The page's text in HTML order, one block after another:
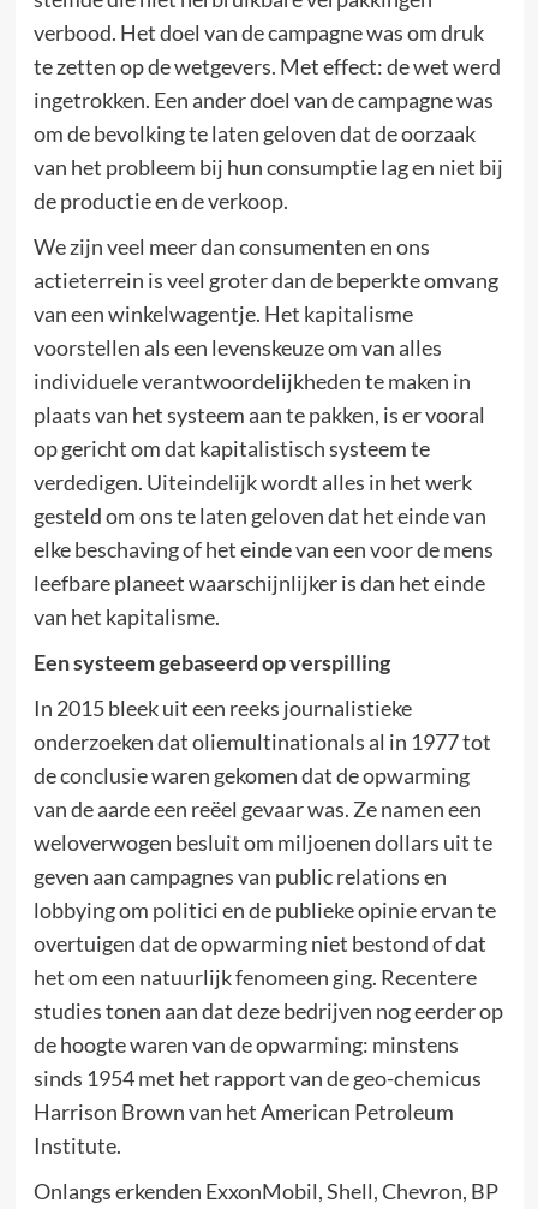
verbood. Het doel van de campagne was om druk
te zetten op de wetgevers. Met effect: de wet werd
ingetrokken. Een ander doel van de campagne was
om de bevolking te laten geloven dat de oorzaak
van het probleem bij hun consumptie lag en niet bij
de productie en de verkoop.
We zijn veel meer dan consumenten en ons
actieterrein is veel groter dan de beperkte omvang
van een winkelwagentje. Het kapitalisme
voorstellen als een levenskeuze om van alles
individuele verantwoordelijkheden te maken in
plaats van het systeem aan te pakken, is er vooral
op gericht om dat kapitalistisch systeem te
verdedigen. Uiteindelijk wordt alles in het werk
gesteld om ons te laten geloven dat het einde van
elke beschaving of het einde van een voor de mens
leefbare planeet waarschijnlijker is dan het einde
van het kapitalisme.
Een systeem gebaseerd op verspilling
In 2015 bleek uit een reeks journalistieke
onderzoeken dat oliemultinationals al in 1977 tot
de conclusie waren gekomen dat de opwarming
van de aarde een reëel gevaar was. Ze namen een
weloverwogen besluit om miljoenen dollars uit te
geven aan campagnes van public relations en
lobbying om politici en de publieke opinie ervan te
overtuigen dat de opwarming niet bestond of dat
het om een natuurlijk fenomeen ging. Recentere
studies tonen aan dat deze bedrijven nog eerder op
de hoogte waren van de opwarming: minstens
sinds 1954 met het rapport van de geo-chemicus
Harrison Brown van het American Petroleum
Institute.
Onlangs erkenden ExxonMobil, Shell, Chevron, BP